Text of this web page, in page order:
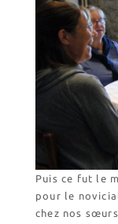
Puis ce fut le
pour le
chez nos